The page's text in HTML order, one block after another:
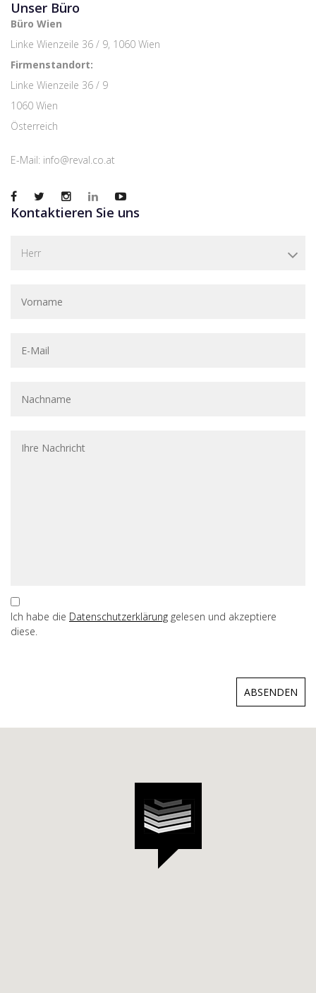
Unser Büro
Büro Wien
Linke Wienzeile 36 / 9, 1060 Wien
Firmenstandort:
Linke Wienzeile 36 / 9
1060 Wien
Österreich
E-Mail: info@reval.co.at
Kontaktieren Sie uns
Herr
Ich habe die Datenschutzerklärung gelesen und akzeptiere
diese.